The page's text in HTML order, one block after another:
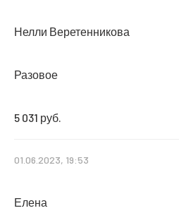
Нелли Веретенникова
Разовое
5 031 руб.
01.06.2023, 19:53
Елена